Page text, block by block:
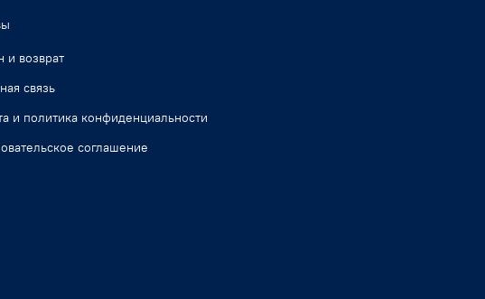
и возврат
связь
и политика конфиденциальности
соглашение